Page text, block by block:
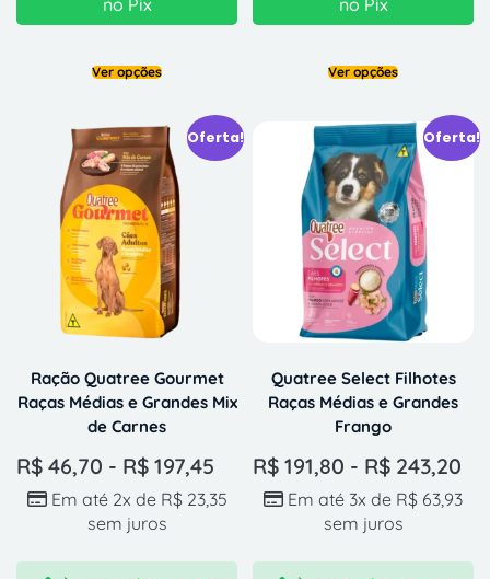
no Pix
Ver opções
no Pix
Ver opções
Oferta!
Ração Quatree Gourmet
Raças Médias e Grandes Mix
de Carnes
R$ 46,70 - R$ 197,45
Em até 2x de R$23,35
sem juros
Oferta!
Quatree Select Filhotes
Raças Médias e Grandes
Frango
R$ 191,80 - R$ 243,20
Em até 3x de R$ 63,93
sem juros